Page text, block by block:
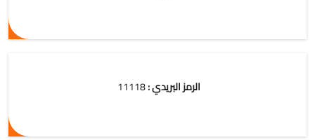
الرمز البريدي :11118